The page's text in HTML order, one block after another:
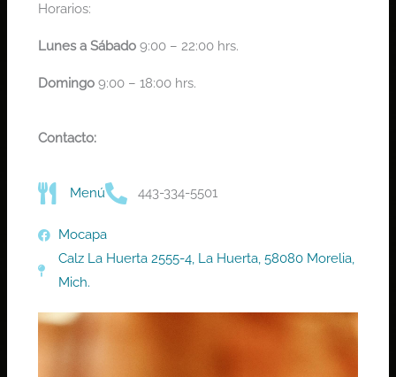
Horarios:
Lunesa Sábado 9:00 – 22:00 hrs.
Domingo 9:00 – 18:00 hrs.
Contacto:
Menú 443-334-5501
Mocapa
Calz La Huerta 2555-4, La Huerta, 58080 Morelia,
Mich.